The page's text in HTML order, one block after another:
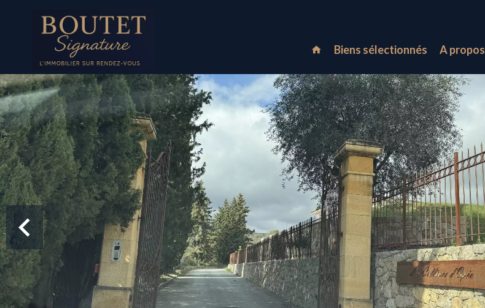
Biens sélectionnés A propos